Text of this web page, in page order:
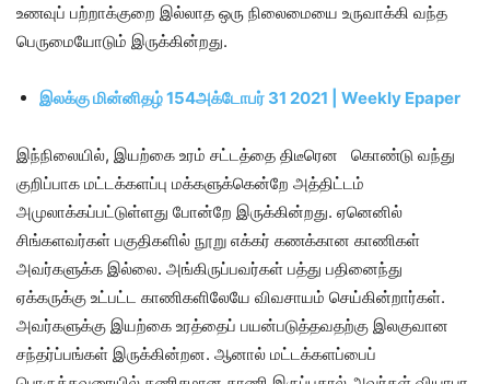
உணவுப் பற்றாக்குறை இல்லாத ஒரு நிலைமையை உருவாக்கி வந்த
பெருமையோடும் இருக்கின்றது.
இலக்கு மின்னிதழ் 154அக்டோபர் 31 2021 | Weekly Epaper
இந்நிலையில், இயற்கை உரம் சட்டத்தை திடீரென கொண்டு வந்து
குறிப்பாக மட்டக்களப்பு மக்களுக்கென்றே அத்திட்டம்
அமுலாக்கப்பட்டுள்ளது போன்றே இருக்கின்றது. ஏனெனில்
சிங்களவர்கள் பகுதிகளில் நூறு எக்கர் கணக்கான காணிகள்
அவர்களுக்க இல்லை. அங்கிருப்பவர்கள் பத்து பதினைந்து
ஏக்கருக்கு உட்பட்ட காணிகளிலேயே விவசாயம் செய்கின்றார்கள்.
அவர்களுக்கு இயற்கை உரத்தைப் பயன்படுத்தவதற்கு இலகுவான
சந்தர்ப்பங்கள் இருக்கின்றன. ஆனால் மட்டக்களப்பைப்